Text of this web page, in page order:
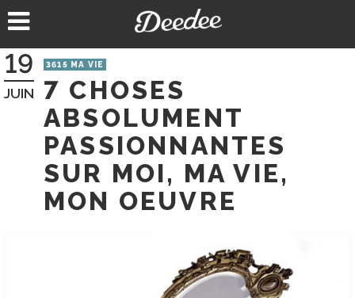
au
19
JUIN
3615 MA VIE
7 CHOSES
ABSOLUMENT
PASSIONNANTES
SUR MOI, MA VIE,
MON OEUVRE